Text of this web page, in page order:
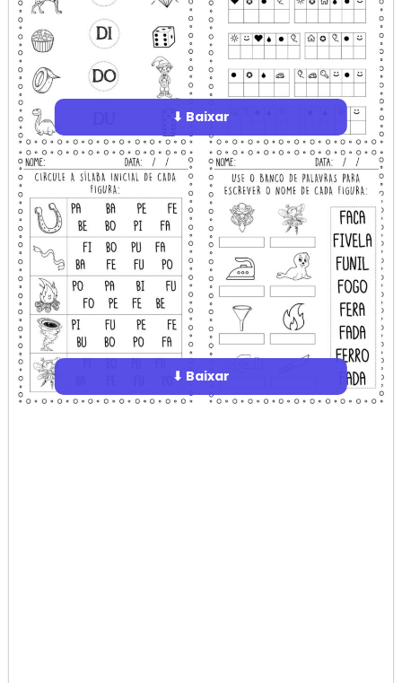
⬇ Baixar
⬇ Baixar